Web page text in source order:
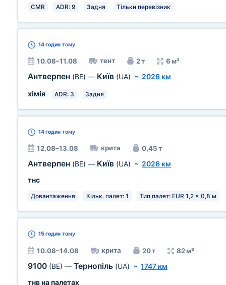
CMR ADR: 9 Задня Тільки перевізник
14 годин тому
10.08–11.08 тент 2 т 6 м³
Антверпен (BE) — Київ (UA) ~ 2026 км
хімія
ADR: 3 Задня
14 годин тому
12.08–13.08 крита 0,45 т
Антверпен (BE) — Київ (UA) ~ 2026 км
тнс
Довантаження Кільк. палет: 1 Тип палет: EUR 1,2 x 0,8 м
15 годин тому
10.08–14.08 крита 20 т 82 м³
9100 (BE) — Тернопіль (UA) ~ 1747 км
тнв на палетах